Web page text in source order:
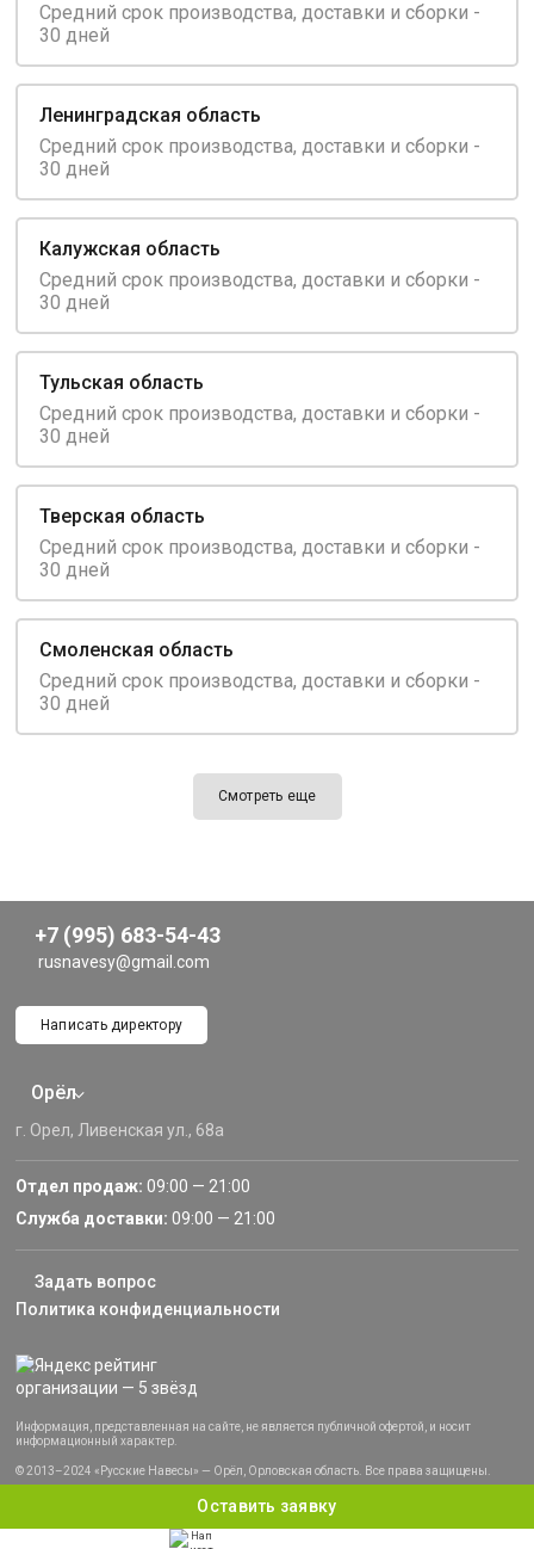
Средний срок производства, доставки и сборки -
30 дней
Ленинградская область
Средний срок производства, доставки и сборки -
30 дней
Калужская область
Средний срок производства, доставки и сборки -
30 дней
Тульская область
Средний срок производства, доставки и сборки -
30 дней
Тверская область
Средний срок производства, доставки и сборки -
30 дней
Смоленская область
Средний срок производства, доставки и сборки -
30 дней
Смотреть еще
Оставить заявку
+7 (995) 683-54-43
rusnavesy@gmail.com
Написать директору
Орёл
г. Орел, Ливенская ул., 68а
Отдел продаж: 09:00 — 21:00
Служба доставки: 09:00 — 21:00
Задать вопрос
Политика конфиденциальности
Информация, представленная на сайте, не является публичной офертой, и носит
информационный характер.
© 2013–2024 «Русские Навесы» — Орёл, Орловская область. Все права защищены.